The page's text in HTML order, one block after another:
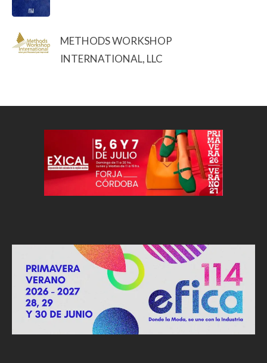
METHODS WORKSHOP
INTERNATIONAL, LLC